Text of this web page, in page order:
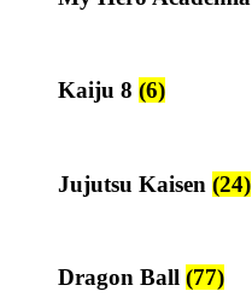
Kaiju 8 (6)
Jujutsu Kaisen (24)
Dragon Ball (77)